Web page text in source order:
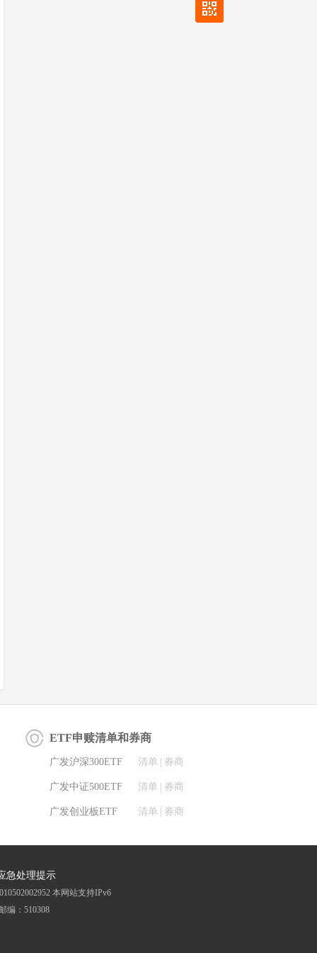
ETF申赎清单和券商
广发沪深300ETF 券商
清单
广发中证500ETF 券商
清单
广发创业板ETF 券商
清单
急处理提示
本网站支持IPv6
编：510308